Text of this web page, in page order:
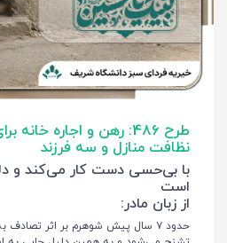
طرح 486: رهن و اجاره
نظافت منازل و سه فرزند
با بی‌حسی دست کار می‌کند و
است
از زبان مادر:
حدود ۷ سال پیش شوهرم بر اثر